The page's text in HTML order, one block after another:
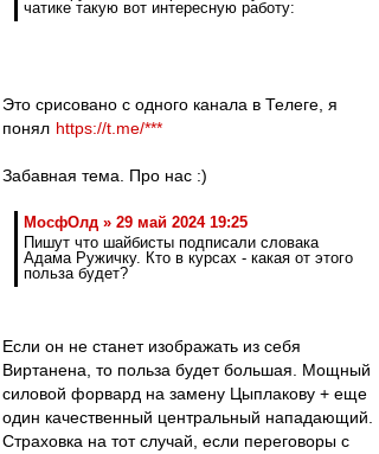
чатике такую вот интересную работу:
Это срисовано с одного канала в Телеге, я
понял https://t.me/***
Забавная тема. Про нас :)
МосфОлд » 29 май 2024 19:25
Пишут что шайбисты подписали словака
Адама Ружичку. Кто в курсах - какая от этого
польза будет?
Если он не станет изображать из себя
Виртанена, то польза будет большая. Мощный
силовой форвард на замену Цыплакову + еще
один качественный центральный нападающий.
Страховка на тот случай, если переговоры с